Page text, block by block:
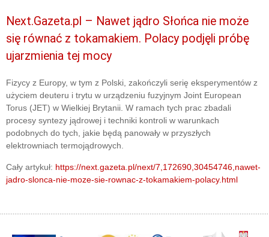
Next.Gazeta.pl – Nawet jądro Słońca nie może
się równać z tokamakiem. Polacy podjęli próbę
ujarzmienia tej mocy
Fizycy z Europy, w tym z Polski, zakończyli serię eksperymentów z
użyciem deuteru i trytu w urządzeniu fuzyjnym Joint European
Torus (JET) w Wielkiej Brytanii. W ramach tych prac zbadali
procesy syntezy jądrowej i techniki kontroli w warunkach
podobnych do tych, jakie będą panowały w przyszłych
elektrowniach termojądrowych.
Cały artykuł: https://next.gazeta.pl/next/7,172690,30454746,nawet-
jadro-slonca-nie-moze-sie-rownac-z-tokamakiem-polacy.html